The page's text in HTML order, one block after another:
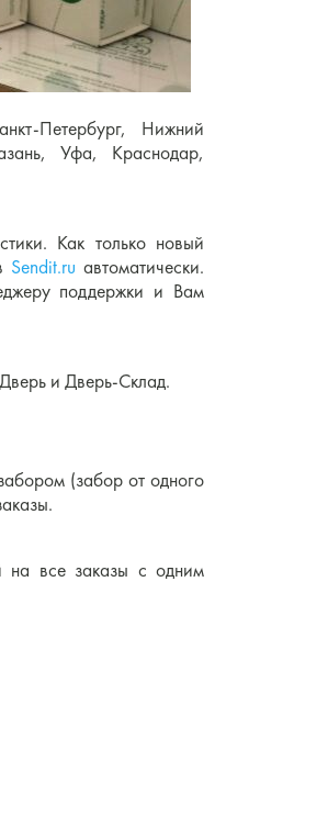
Петербург, Нижний
Уфа, Краснодар,
Как только новый
Sendit.ru автоматически.
поддержки и Вам
и Дверь-Склад.
(забор от одного
на все заказы с одним